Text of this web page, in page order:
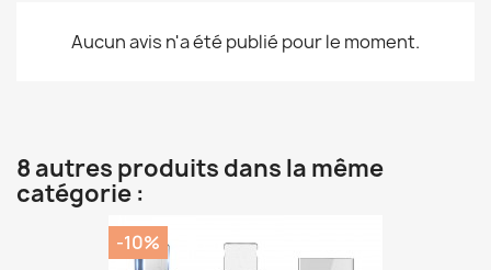
Aucun avis n'a été publié pour le moment.
8 autres produits dans la même
catégorie :
-10%